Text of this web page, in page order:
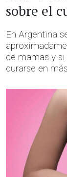
sobre el
En Argentina
de mamas y
curarse en